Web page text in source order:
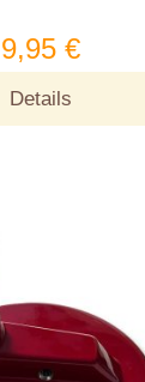
9,95 €
Details